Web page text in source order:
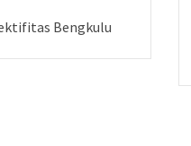
Bengkulu